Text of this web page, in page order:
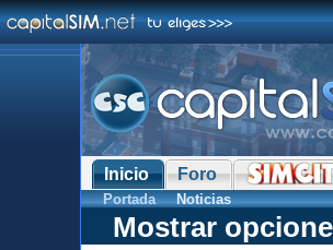
Inicio Foro
Portada Noticias
Mostrar